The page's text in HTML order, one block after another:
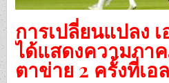
การเปลี่ยนแปลง
ได้แสดงความภา
ตาข่าย 2 ครั้งที่เอ